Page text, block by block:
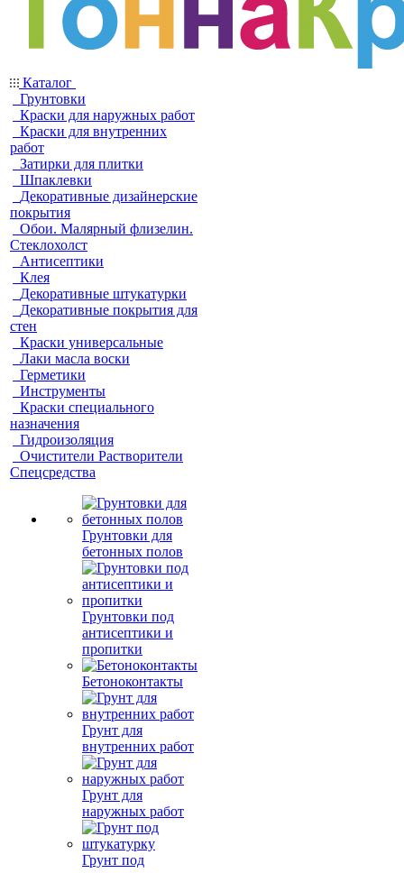
Каталог
Грунтовки
Краски для наружных работ
Краски для внутренних
работ
Затирки для плитки
Шпаклевки
Декоративные дизайнерские
покрытия
Обои. Малярный флизелин.
Стеклохолст
Антисептики
Клея
Декоративные штукатурки
Декоративные покрытия для
стен
Краски универсальные
Лаки масла воски
Герметики
Инструменты
Краски специального
назначения
Гидроизоляция
Очистители Растворители
Спецсредства
Грунтовки для
бетонных полов
Грунтовки под
антисептики и
пропитки
Бетоноконтакты
Грунт для
внутренних работ
Грунт для
наружных работ
Грунт под